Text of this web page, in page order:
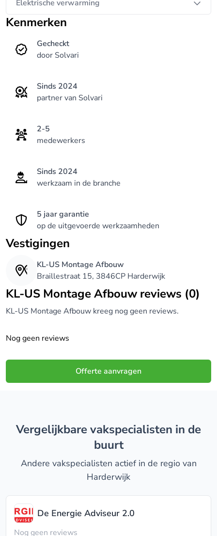
Elektrische verwarming
Kenmerken
Gecheckt
door Solvari
Sinds 2024
partner van Solvari
2-5
medewerkers
Sinds 2024
werkzaam in de branche
5 jaar garantie
op de uitgevoerde werkzaamheden
Vestigingen
KL-US Montage Afbouw
Braillestraat 15, 3846CP Harderwijk
KL-US Montage Afbouw reviews (0)
KL-US Montage Afbouw kreeg nog geen reviews.
Nog geen reviews
Offerte aanvragen
Vergelijkbare vakspecialisten in de
buurt
Andere vakspecialisten actief in de regio van
Harderwijk
De Energie Adviseur 2.0
Nog geen reviews